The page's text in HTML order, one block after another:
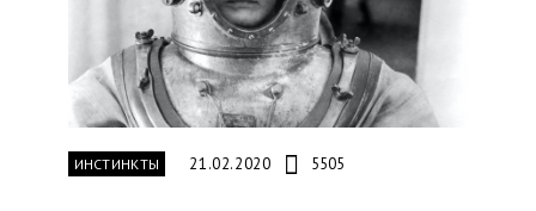
ИНСТИНКТЫ 21.02.2020 5505